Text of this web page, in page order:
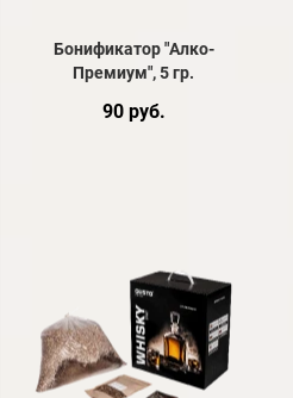
Бонификатор "Алко-
Премиум", 5 гр.
90 руб.